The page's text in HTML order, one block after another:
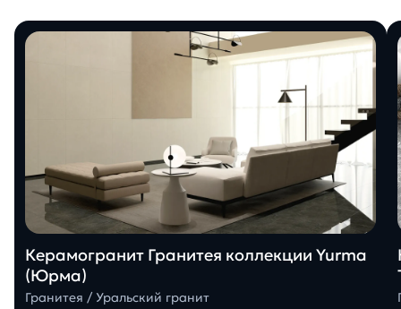
Керамогранит Гранитея коллекции Yurma
(Юрма)
Гранитея / Уральский гранит